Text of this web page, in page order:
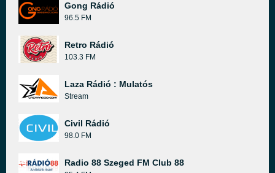
Gong Rádió
96.5 FM
Retro Rádió
103.3 FM
Laza Rádió : Mulatós
Stream
Civil Rádió
98.0 FM
Radio 88 Szeged FM Club 88